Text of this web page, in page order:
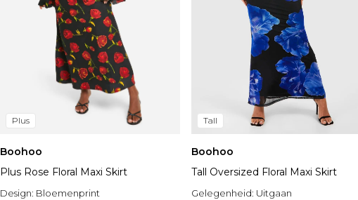
Plus
Boohoo
Plus Rose Floral Maxi Skirt
Design: Bloemenprint
Tall
Boohoo
Tall Oversized Floral Maxi Skirt
Gelegenheid: Uitgaan